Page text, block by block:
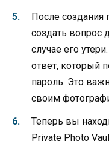
После создания
создать вопрос
случае его
ответ, который
пароль. Это
своим
Теперь вы
Private Photo